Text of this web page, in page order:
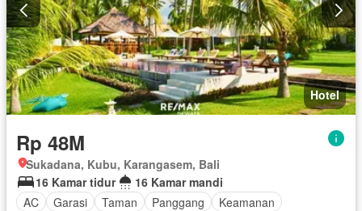
Hotel
Rp 48M
Sukadana, Kubu, Karangasem, Bali
16 Kamar tidur
16 Kamar mandi
AC
Garasi Taman Panggang
Keamanan